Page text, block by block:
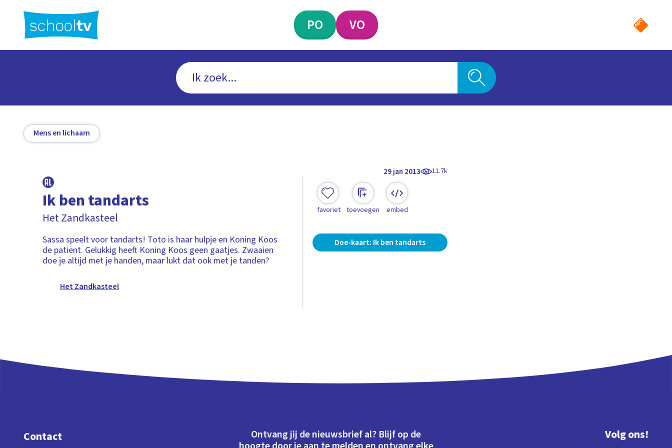
hoofdinhoud
PO VO
Mens en lichaam
29 jan 2013 11.7k
Ik ben tandarts
Het Zandkasteel
Sassa speelt voor tandarts! Toto is haar hulpje en Koning Koos
de patiënt. Gelukkig heeft Koning Koos geen gaatjes. Zwaaien
doe je altijd met je handen, maar lukt dat ook met je tanden?
Het Zandkasteel
favoriet toevoegen embed
Doe-kaart: Ik ben tandarts
Contact
Ontvang jij de nieuwsbrief al? Blijf op de
Volg ons!